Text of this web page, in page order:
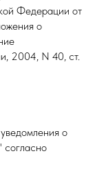
Федерации от
о
2004, N 40, ст.
о
согласно